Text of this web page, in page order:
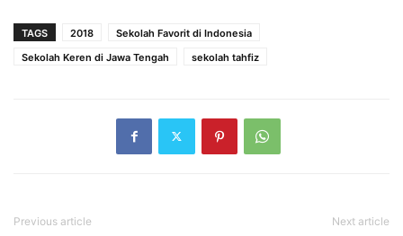
TAGS 2018
Sekolah Favorit di Indonesia
Sekolah Keren di Jawa Tengah
sekolah tahfiz
Previous article Next article